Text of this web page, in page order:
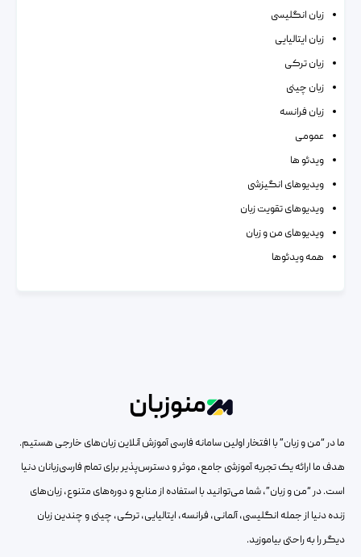
زبان انگلیسی
زبان ایتالیایی
زبان ترکی
زبان چینی
زبان فرانسه
عمومی
ویدئو ها
ویدیوهای انگیزشی
ویدیوهای تقویت زبان
ویدیوهای من و زبان
همه ویدئوها
منوزبان
ما در “من و زبان” با افتخار اولین سامانه فارسی آموزش آنلاین زبان‌های خارجی هستیم.
هدف ما ارائه یک تجربه آموزشی جامع، موثر و دسترس‌پذیر برای تمام فارسی‌زبانان دنیا
است. در “من و زبان”، شما می‌توانید با استفاده از منابع و دوره‌های متنوع، زبان‌های
زنده دنیا از جمله انگلیسی، آلمانی، فرانسه، ایتالیایی، ترکی، چینی و چندین زبان
دیگر را به راحتی بیاموزید.